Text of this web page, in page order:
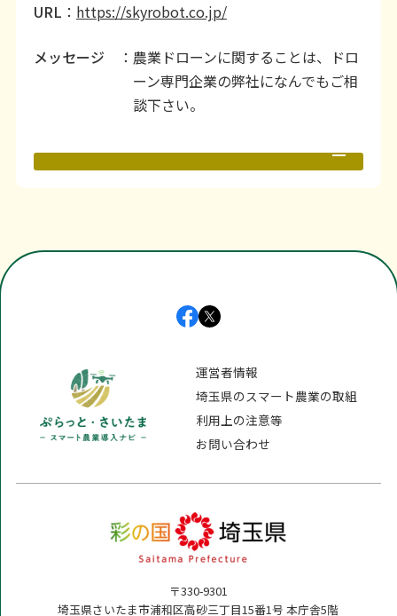
URL ： https://skyrobot.co.jp/
メッセージ
：農業ドローンに関することは、ドロ
ーン専門企業の弊社になんでもご相
談下さい。
[PDF 3.7MB]
[PDF 4.2MB]
[PDF 5.1MB]
運営者情報
埼玉県のスマート農業の取組
利用上の注意等
お問い合わせ
〒330-9301
埼玉県さいたま市浦和区高砂三丁目15番1号 本庁舎5階